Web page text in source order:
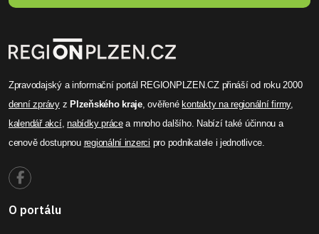
Zpravodajský a informační portál REGIONPLZEN.CZ přináší od roku 2000
denní zprávyz Plzeňského kraje, ověřené kontakty na regionální firmy,
kalendář akcí,nabídky prácea mnoho dalšího. Nabízí také účinnou a
cenově dostupnou regionální inzerci pro podnikatele i jednotlivce.
O portálu